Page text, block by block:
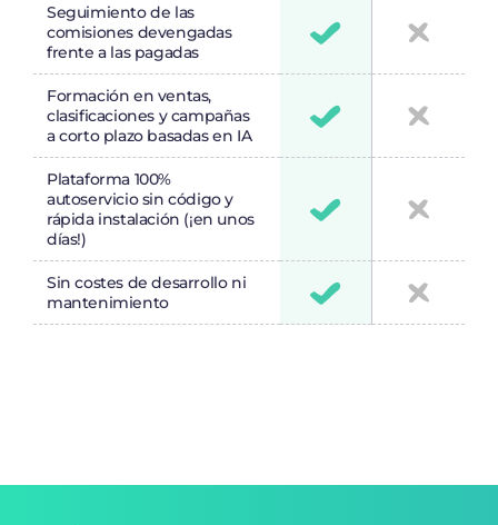
Seguimiento de las
comisiones devengadas
frente a las pagadas
Formación en ventas,
clasificaciones y campañas
a corto plazo basadas en IA
Plataforma 100%
autoservicio sin código y
rápida instalación (¡en unos
días!)
Sin costes de desarrollo ni
mantenimiento